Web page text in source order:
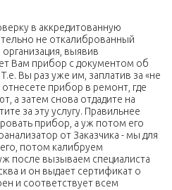
в аккредитованную
не откалиброванный
организация, выявив
Вам прибор с документом об
Вы раз уже им, заплатив за «не
прибор в ремонт, где
а затем снова отдадите на
за эту услугу. Правильнее
прибор, а уж потом его
от Заказчика - мы для
потом калибруем
после вызываем специалиста
и он выдает сертификат о
и соответствует всем